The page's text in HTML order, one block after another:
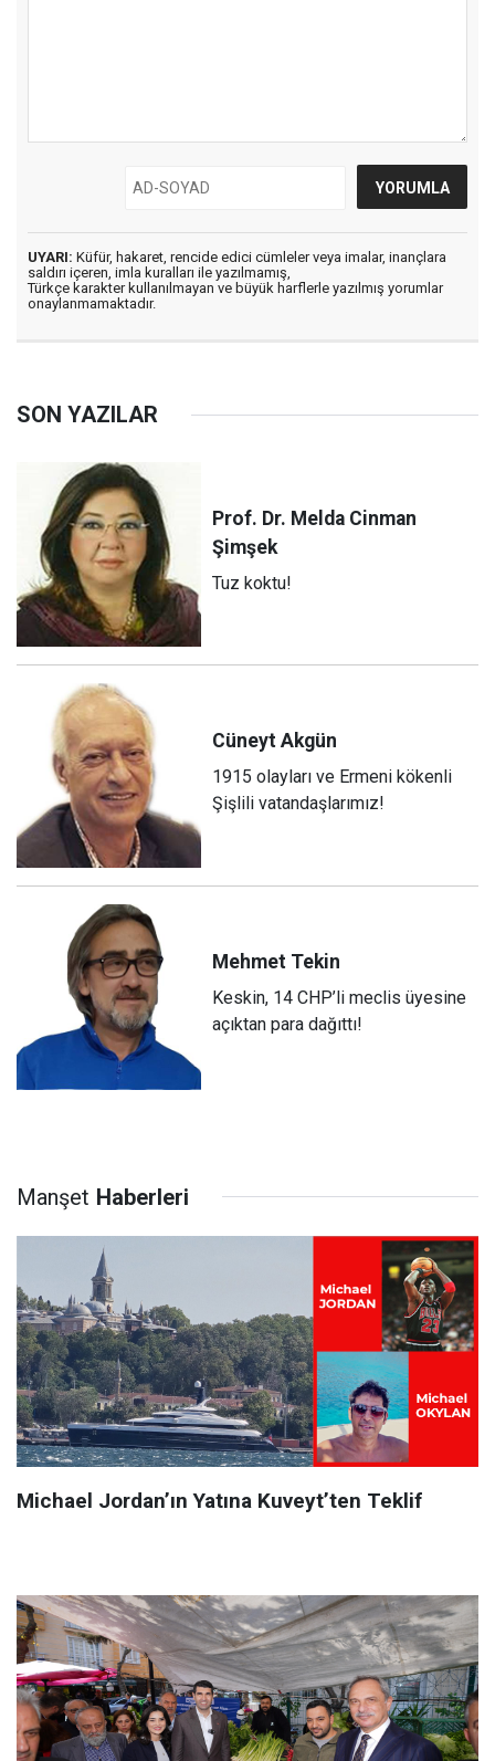
UYARI: Küfür, hakaret, rencide edici cümleler veya imalar, inançlara
saldırı içeren, imla kuralları ile yazılmamış,
Türkçe karakter kullanılmayan ve büyük harflerle yazılmış yorumlar
onaylanmamaktadır.
SON YAZILAR
Prof. Dr. Melda Cinman
Şimşek
Tuz koktu!
CüneytAkgün
1915 olayları ve Ermeni kökenli
Şişlili vatandaşlarımız!
Mehmet Tekin
Keskin, 14 CHP’li meclis üyesine
açıktan para dağıttı!
Manşet Haberleri
Michael Jordan’ın Yatına Kuveyt’ten Teklif